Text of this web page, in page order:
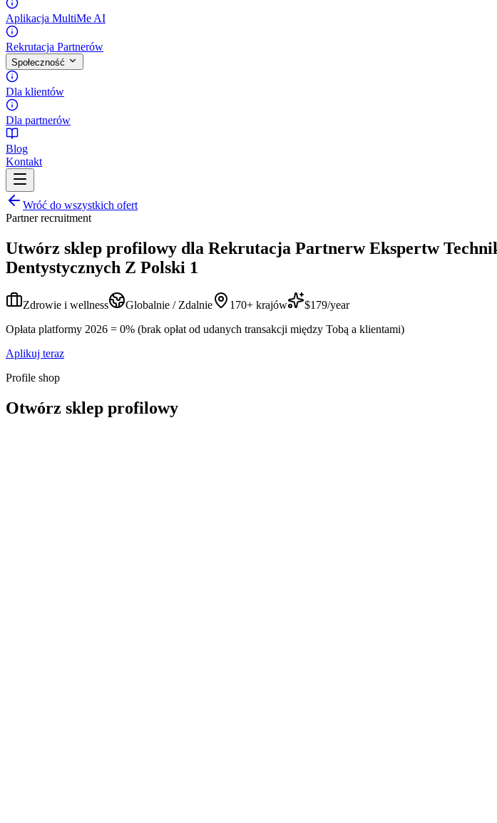
Aplikacja MultiMe AI
Rekrutacja Partnerów
Społeczność
Dla klientów
Dla partnerów
Blog
Kontakt
Wróć do wszystkich ofert
Partner recruitment
Utwórz sklep profilowy dla Rekrutacja Partnerw Ekspertw
Dentystycznych Z Polski 1
Zdrowie i wellness Globalnie / Zdalnie 170+ krajów
$179/year
Opłata platformy 2026 = 0% (brak opłat od udanych transakcji między Tobą a klientami)
Aplikuj teraz
Profile shop
Otwórz sklep profilowy